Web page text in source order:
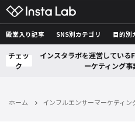
殿堂入り記事 SNS別カテゴリ 目的別
チェッ
ク
インスタラボを運営してい
ーケティング
ホーム インフルエンサーマーケティン